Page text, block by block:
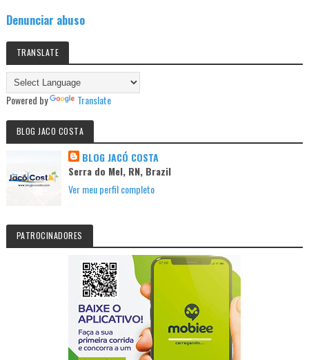
Denunciar abuso
TRANSLATE
Powered by Translate
BLOG JACO COSTA
BLOG JACÓ COSTA
Serra do Mel, RN, Brazil
Ver meu perfil completo
PATROCINADORES